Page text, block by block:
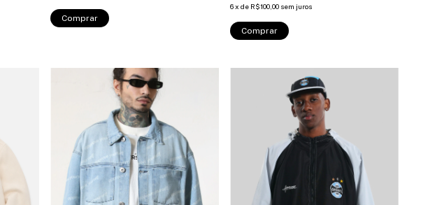
Comprar
6xde R$100,00 sem juros
Comprar